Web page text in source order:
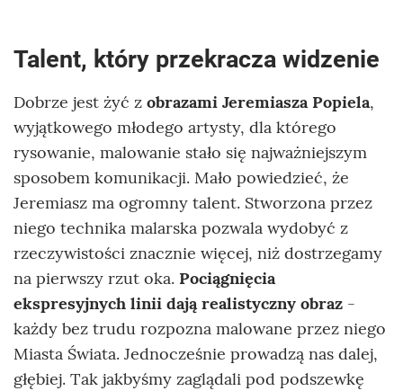
Talent, który przekracza widzenie
Dobrze jest żyć z obrazami Jeremiasza Popiela,
wyjątkowego młodego artysty, dla którego
rysowanie, malowanie stało się najważniejszym
sposobem komunikacji. Mało powiedzieć, że
Jeremiasz ma ogromny talent. Stworzona przez
niego technika malarska pozwala wydobyć z
rzeczywistości znacznie więcej, niż dostrzegamy
na pierwszy rzut oka. Pociągnięcia
ekspresyjnych linii dają realistyczny obraz -
każdy bez trudu rozpozna malowane przez niego
Miasta Świata. Jednocześnie prowadzą nas dalej,
głębiej. Tak jakbyśmy zaglądali pod podszewkę